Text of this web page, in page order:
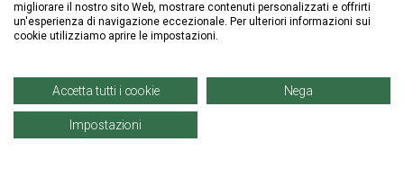
6 mm
Verde Mela
DRB06-SM004
Prodotti
© Copyright 2021 | Denaro Distribuzione Srl. |
P. IVA: 02671960819
migliorare il nostro sito Web, mostrare contenuti personalizzati e offrirti
un'esperienza di navigazione eccezionale. Per ulteriori informazioni sui
cookie utilizziamo aprire le impostazioni.
Accetta tutti i cookie Nega
Impostazioni